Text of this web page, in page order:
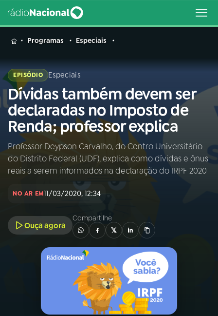
MENU
Buscar
na
Rádio
Nacional
Buscar
AO VIVO
PROGRAMAS
PODCASTS
Programas Especiais
EPISÓDIO Especiais
Dívidas também devem ser
declaradas no Imposto de
Renda; professor explica
Professor Deypson Carvalho, do Centro Universitário
do Distrito Federal (UDF), explica como dívidas e ônus
reais a serem informados na declaração do IRPF 2020
NO AR EM11/03/2020, 12:34
Ouça agora
Compartilhe